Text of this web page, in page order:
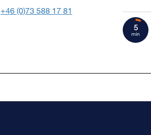
+46 (0)73 588 17 81
5
min